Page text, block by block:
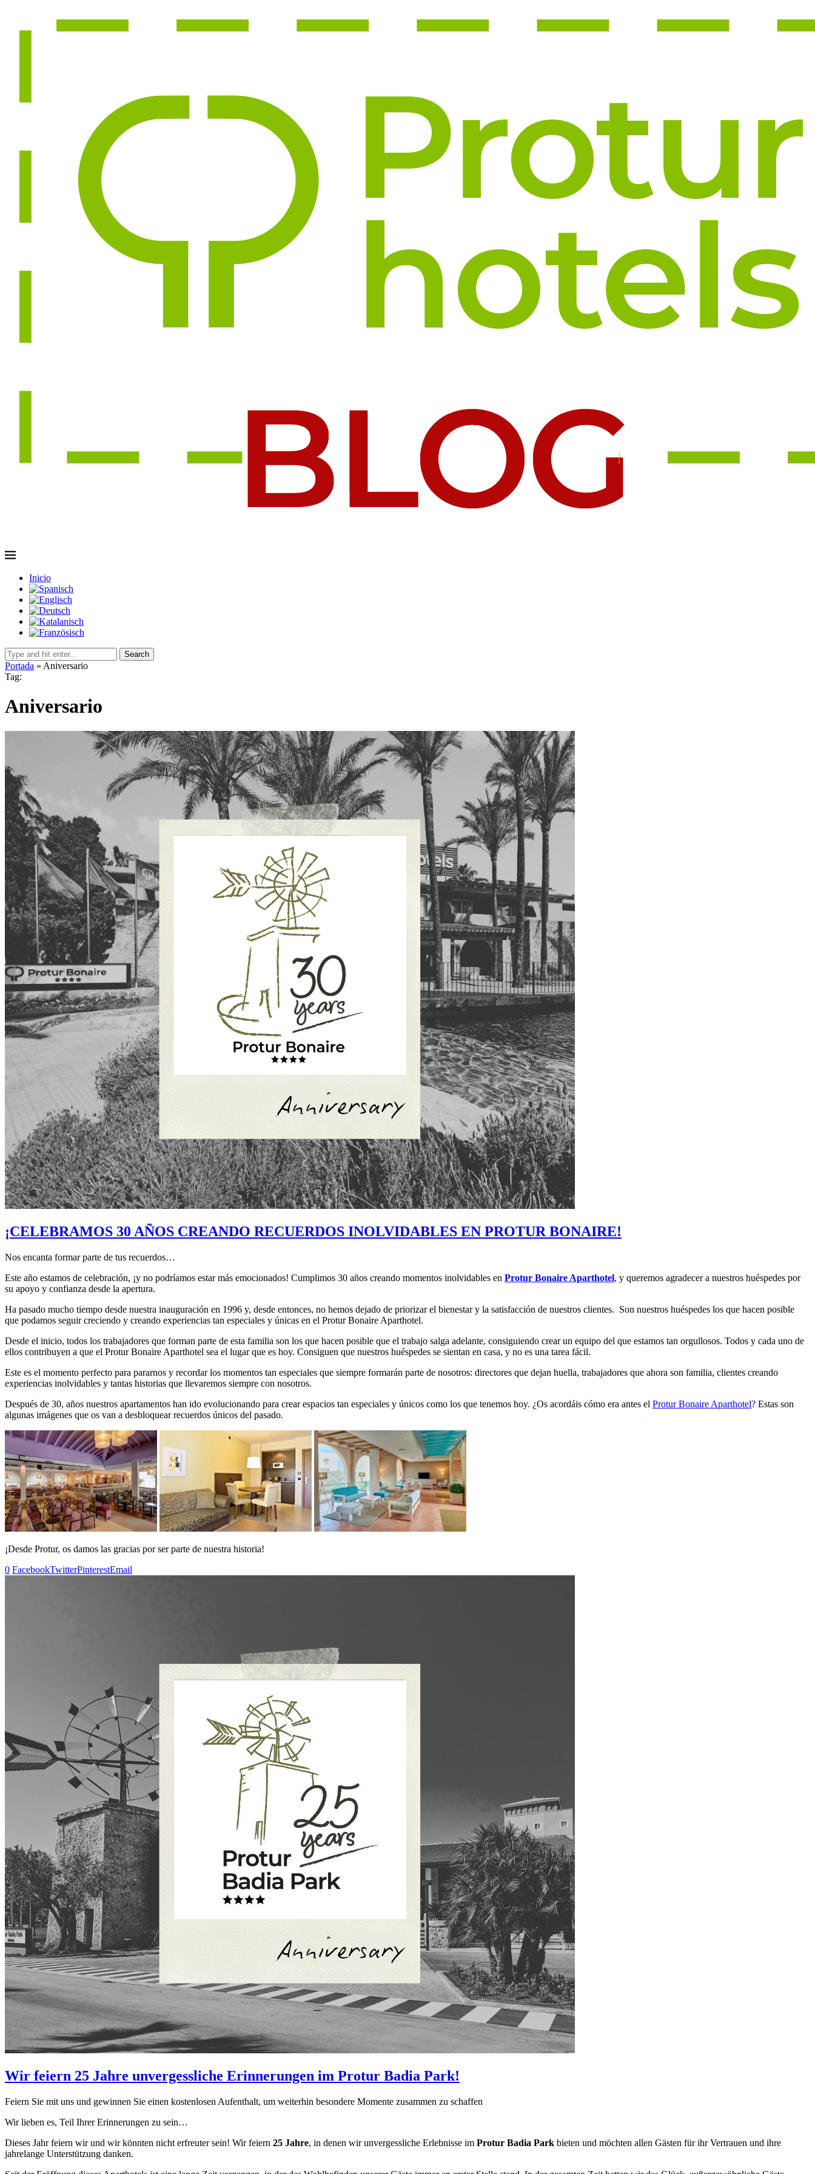
Inicio
Search
Portada » Aniversario
Tag:
Aniversario
¡CELEBRAMOS 30 AÑOS CREANDO RECUERDOS INOLVIDABLES EN PROTUR BONAIRE!
Nos encanta formar parte de tus recuerdos…
Este año estamos de celebración, ¡y no podríamos estar más emocionados! Cumplimos 30 años creando momentos inolvidables en Protur Bonaire Aparthotel, y queremos agradecer a nuestros huéspedes por
su apoyo y confianza desde la apertura.
Ha pasado mucho tiempo desde nuestra inauguración en 1996 y, desde entonces, no hemos dejado de priorizar el bienestar y la satisfacción de nuestros clientes. Son nuestros huéspedes los que hacen posible
que podamos seguir creciendo y creando experiencias tan especiales y únicas en el Protur Bonaire Aparthotel.
Desde el inicio, todos los trabajadores que forman parte de esta familia son los que hacen posible que el trabajo salga adelante, consiguiendo crear un equipo del que estamos tan orgullosos. Todos y cada uno de
ellos contribuyen a que el Protur Bonaire Aparthotel sea el lugar que es hoy. Consiguen que nuestros huéspedes se sientan en casa, y no es una tarea fácil.
Este es el momento perfecto para pararnos y recordar los momentos tan especiales que siempre formarán parte de nosotros: directores que dejan huella, trabajadores que ahora son familia, clientes creando
experiencias inolvidables y tantas historias que llevaremos siempre con nosotros.
Después de 30, años nuestros apartamentos han ido evolucionando para crear espacios tan especiales y únicos como los que tenemos hoy. ¿Os acordáis cómo era antes el Protur Bonaire Aparthotel? Estas son
algunas imágenes que os van a desbloquear recuerdos únicos del pasado.
¡Desde Protur, os damos las gracias por ser parte de nuestra historia!
0 FacebookTwitterPinterestEmail
Wir feiern 25 Jahre unvergessliche Erinnerungen im Protur Badia Park!
Feiern Sie mit uns und gewinnen Sie einen kostenlosen Aufenthalt, um weiterhin besondere Momente zusammen zu schaffen
Wir lieben es, Teil Ihrer Erinnerungen zu sein…
Dieses Jahr feiern wir und wir könnten nicht erfreuter sein! Wir feiern 25 Jahre, in denen wir unvergessliche Erlebnisse im Protur Badia Park bieten und möchten allen Gästen für ihr Vertrauen und ihre
jahrelange Unterstützung danken.